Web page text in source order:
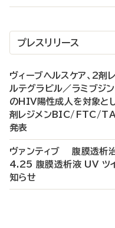
プレスリリース
ヴィーブヘルスケア、2剤
ルテグラビル／ラミブジ
のHIV陽性成人を対象と
剤レジメンBIC/FTC/
発表
ヴァンティブ 腹膜透析
4.25 腹膜透析液 UV ツ
知らせ